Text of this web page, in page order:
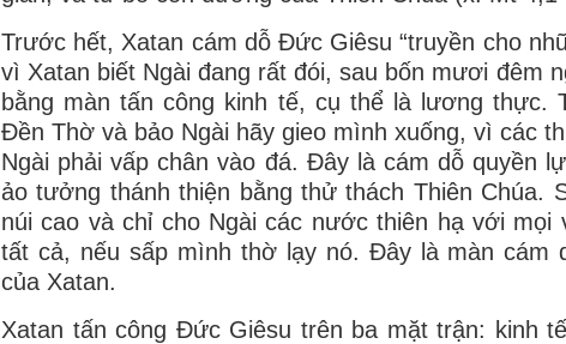
Trước hết, Xatan cám dỗ Đức Giêsu “truyền cho
vì Xatan biết Ngài đang rất đói, sau bốn mươi đêm
bằng màn tấn công kinh tế, cụ thể là lương thực.
Đền Thờ và bảo Ngài hãy gieo mình xuống, vì các
Ngài phải vấp chân vào đá. Đây là cám dỗ quyền
ảo tưởng thánh thiện bằng thử thách Thiên Chúa.
núi cao và chỉ cho Ngài các nước thiên hạ với mọi
tất cả, nếu sấp mình thờ lạy nó. Đây là màn cám
của Xatan.
Xatan tấn công Đức Giêsu trên ba mặt trận: kinh